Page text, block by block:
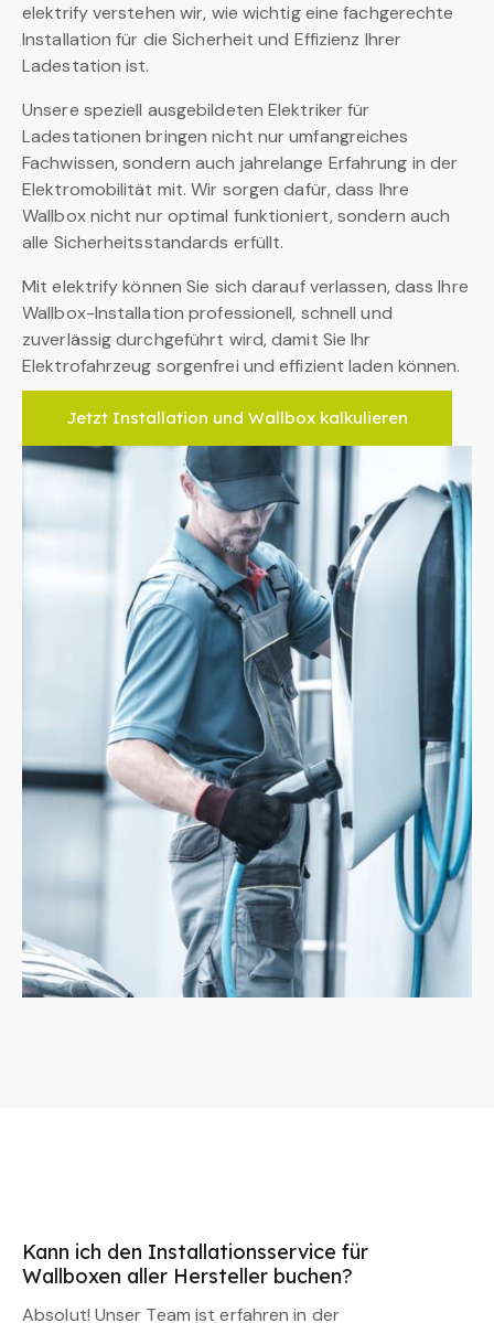
elektrify verstehen wir, wie wichtig eine fachgerechte
Installation für die Sicherheit und Effizienz Ihrer
Ladestation ist.
Unsere speziell ausgebildeten Elektriker für
Ladestationen bringen nicht nur umfangreiches
Fachwissen, sondern auch jahrelange Erfahrung in der
Elektromobilität mit. Wir sorgen dafür, dass Ihre
Wallbox nicht nur optimal funktioniert, sondern auch
alle Sicherheitsstandards erfüllt.
Mit elektrify können Sie sich darauf verlassen, dass Ihre
Wallbox-Installation professionell, schnell und
zuverlässig durchgeführt wird, damit Sie Ihr
Elektrofahrzeug sorgenfrei und effizient laden können.
Jetzt Installation und Wallbox kalkulieren
Kann ich den Installationsservice für
Wallboxen aller Hersteller buchen?
Absolut! Unser Team ist erfahren in der